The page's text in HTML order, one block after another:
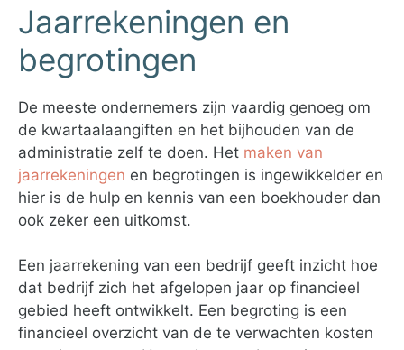
Jaarrekeningen en
begrotingen
De meeste ondernemers zijn vaardig genoeg om
de kwartaalaangiften en het bijhouden van de
administratie zelf te doen. Het maken van
jaarrekeningen en begrotingen is ingewikkelder en
hier is de hulp en kennis van een boekhouder dan
ook zeker een uitkomst.
Een jaarrekening van een bedrijf geeft inzicht hoe
dat bedrijf zich het afgelopen jaar op financieel
gebied heeft ontwikkelt. Een begroting is een
financieel overzicht van de te verwachten kosten